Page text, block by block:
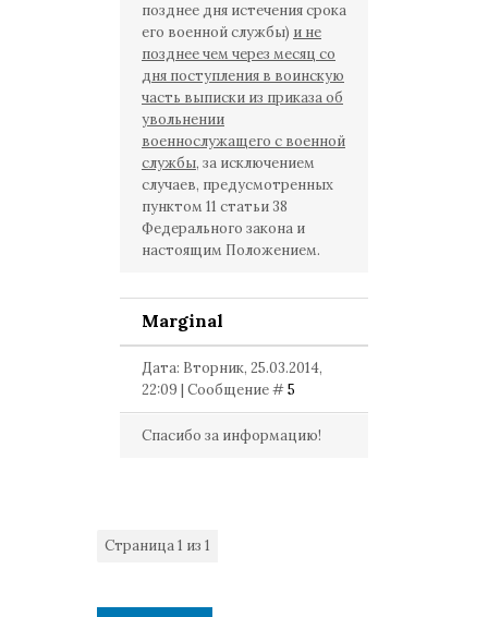
позднее дня истечения срока
его военной службы) и не
позднее чем через месяц со
дня поступления в воинскую
часть выписки из приказа об
увольнении
военнослужащего с военной
службы, за исключением
случаев, предусмотренных
пунктом 11 статьи 38
Федерального закона и
настоящим Положением.
Marginal
Дата: Вторник, 25.03.2014,
22:09 | Сообщение #5
Спасибо за информацию!
Страница1 из 1